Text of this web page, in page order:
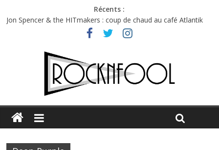
Récents :
Jon Spencer & the HITmakers : coup de chaud au café Atlantik
Hellfest 2026 vendredi : température et émotions en hausse
Hellfest 2026 jeudi : impossible de choisir entre chaleur et bonne
Première édition du Midgard Festival : entre bière, métal et
Charlie Puth à l’Olympia : la leçon de pop du Professeur Puth